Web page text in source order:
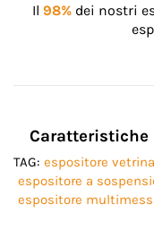
Il 98% dei nostri
Caratteristiche
TAG: espositore vetrina
espositore a
espositore